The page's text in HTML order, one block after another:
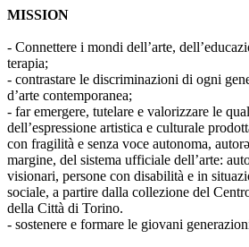
MISSION
- Connettere i mondi dell’arte,
terapia;
- contrastare le discriminazioni di ogni
d’arte contemporanea;
- far emergere, tutelare e valorizzare le
dell’espressione artistica e culturale
con fragilità e senza voce autonoma,
margine, del sistema ufficiale dell’arte:
visionari, persone con disabilità e in
sociale, a partire dalla collezione del
della Città di Torino.
- sostenere e formare le giovani